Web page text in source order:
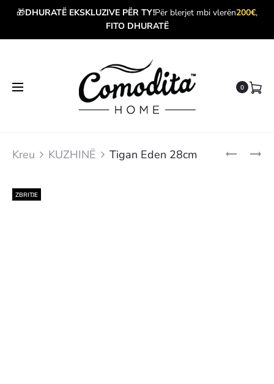
🎁DHURATË EKSKLUZIVE PËR TY!Për blerjet mbi vlerën200€,
FITO DHURATË
0
TIGAN
TIGAN
Kreu KUZHINË Tigan Eden 28cm
ZBRITJE